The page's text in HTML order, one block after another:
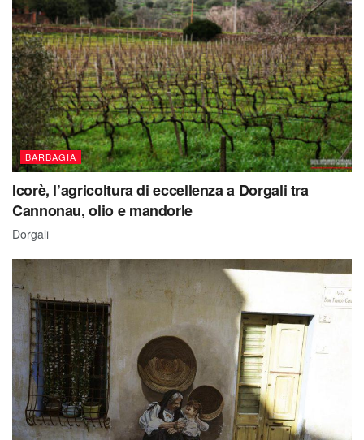
BARBAGIA
Icorè, l’agricoltura di eccellenza a Dorgali tra
Cannonau, olio e mandorle
Dorgali